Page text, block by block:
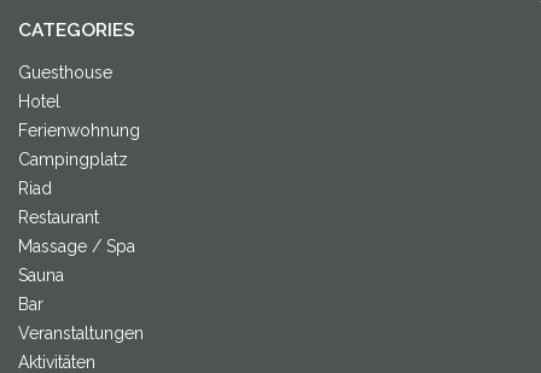
CATEGORIES
Guesthouse
Hotel
Ferienwohnung
Campingplatz
Riad
Restaurant
Massage / Spa
Sauna
Bar
Veranstaltungen
Aktivitäten